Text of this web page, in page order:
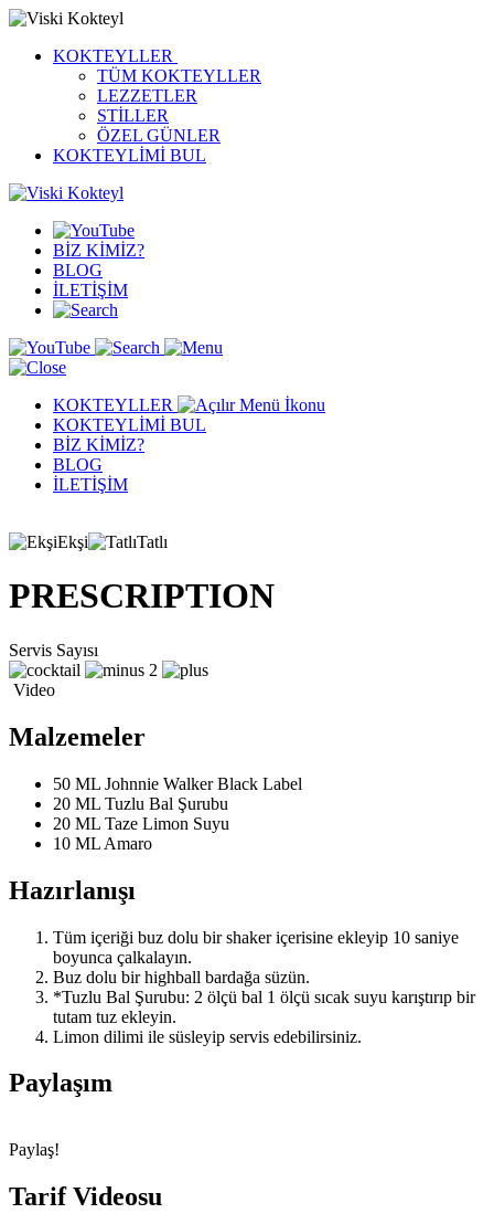
KOKTEYLLER
TÜM KOKTEYLLER
LEZZETLER
STİLLER
ÖZEL GÜNLER
KOKTEYLİMİ BUL
BİZ KİMİZ?
BLOG
İLETİŞİM
KOKTEYLLER
KOKTEYLİMİ BUL
BİZ KİMİZ?
BLOG
İLETİŞİM
Ekşi Tatlı
PRESCRIPTION
Servis Sayısı
2
Video
Malzemeler
50 ML Johnnie Walker Black Label
20 ML Tuzlu Bal Şurubu
20 ML Taze Limon Suyu
10 ML Amaro
Hazırlanışı
Tüm içeriği buz dolu bir shaker içerisine ekleyip 10 saniye
boyunca çalkalayın.
Buz dolu bir highball bardağa süzün.
*Tuzlu Bal Şurubu: 2 ölçü bal 1 ölçü sıcak suyu karıştırıp bir
tutam tuz ekleyin.
Limon dilimi ile süsleyip servis edebilirsiniz.
Paylaşım
Paylaş!
Tarif Videosu